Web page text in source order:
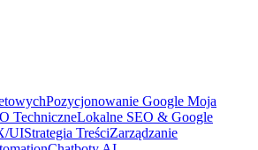
Pozycjonowanie Google Moja
TechniczneLokalne SEO & Google
UIStrategia TreściZarządzanie